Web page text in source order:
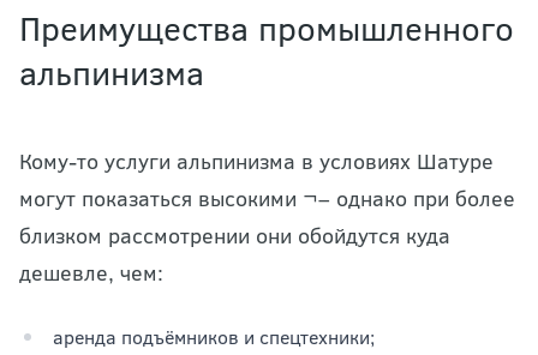
Преимущества промышленного
альпинизма
Кому-то услуги альпинизма в условиях Шатуре
могут показаться высокими ¬– однако при более
близком рассмотрении они обойдутся куда
дешевле, чем:
аренда подъёмников и спецтехники;